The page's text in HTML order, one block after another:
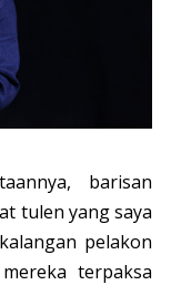
barisan
tulen yang saya
pelakon
terpaksa